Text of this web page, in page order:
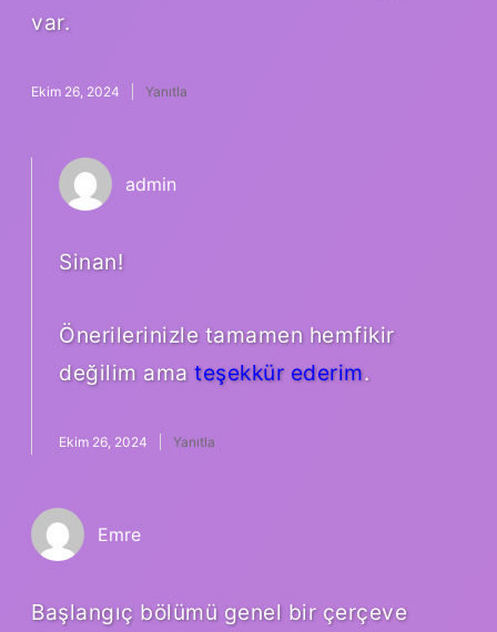
var.
Ekim 26, 2024 Yanıtla
admin
Sinan!
Önerilerinizle tamamen hemfikir
değilim ama teşekkür ederim.
Ekim 26, 2024 Yanıtla
Emre
Başlangıç bölümü genel bir çerçeve